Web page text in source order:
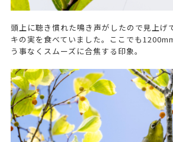
頭上に聴き慣れた鳴き声がしたので見上げ
キの実を食べていました。ここでも
う事なくスムーズに合焦する印象。